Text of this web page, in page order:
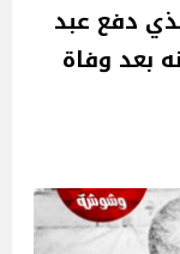
دفع عبد
بعد وفاة